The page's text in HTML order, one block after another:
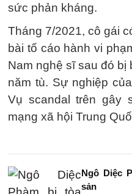
sức phản kháng.
Tháng 7/2021, cô gái
bài tố cáo hành vi
Nam nghệ sĩ sau đó bị
năm tù. Sự nghiệp
Vụ scandal trên gây
mạng xã hội Trung
Ngô Diệc
sản